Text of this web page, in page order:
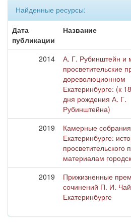
Найденные ресурсы:
Дата
публикации
Название
2014
А. Г. Рубинштейн и
просветительские
дореволюционном
Екатеринбурге: (к
дня рождения А. Г.
Рубинштейна)
2019
Камерные
Екатеринбурге:
просветительского
материалам
2019
Прижизненные
сочинений П. И.
Екатеринбурге